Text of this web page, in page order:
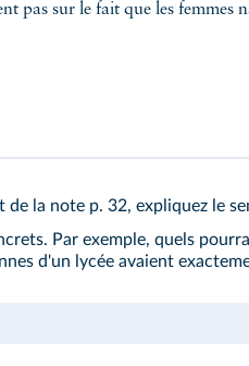
pas sur le fait que les femmes
de la note p. 32, expliquez le
Par exemple, quels
d'un lycée avaient